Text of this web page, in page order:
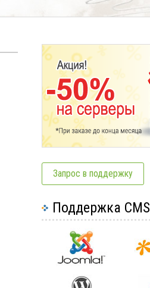
Запрос в поддержку
Поддержка CMS